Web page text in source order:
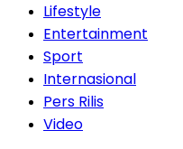
Lifestyle
Entertainment
Sport
Internasional
Pers Rilis
Video